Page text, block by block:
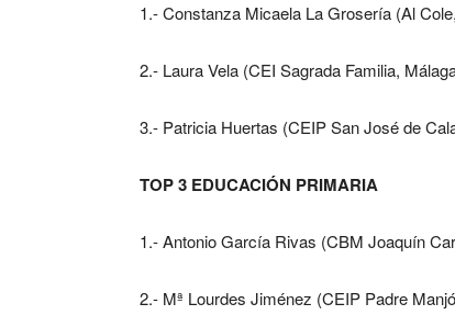
1.- Constanza Micaela La Grosería (Al
2.- Laura Vela (CEI Sagrada Familia,
3.- Patricia Huertas (CEIP San José de
TOP 3 EDUCACIÓN PRIMARIA
1.- Antonio García Rivas (CBM Joaquín
2.- Mª Lourdes Jiménez (CEIP Padre